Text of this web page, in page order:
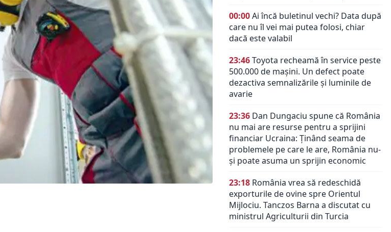
00:00Ai încă buletinul vechi? Data după
care nu îl vei mai putea folosi, chiar
dacă este valabil
23:46Toyota recheamă în service peste
500.000 de mașini. Un defect poate
dezactiva semnalizările și luminile de
avarie
23:36 Dan Dungaciu spune că România
nu mai are resurse pentru a sprijini
financiar Ucraina: Ținând seama de
problemele pe care le are, România nu-
și poate asuma un sprijin economic
23:18 România vrea să redeschidă
exporturile de ovine spre Orientul
Mijlociu. Tanczos Barna a discutat cu
ministrul Agriculturii din Turcia